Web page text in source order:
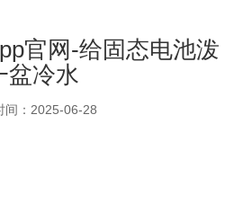
官网-给固态电池泼
盆冷水
间：2025-06-28